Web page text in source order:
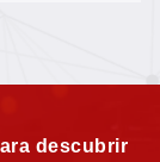
descubrir